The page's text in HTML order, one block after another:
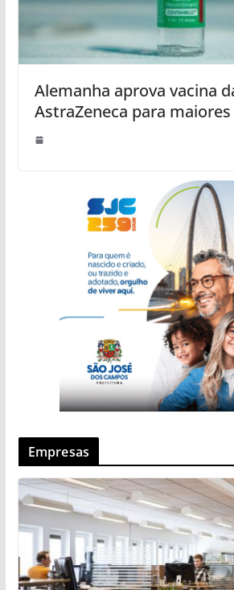
Alemanha aprova vacina
AstraZeneca para
Empresas